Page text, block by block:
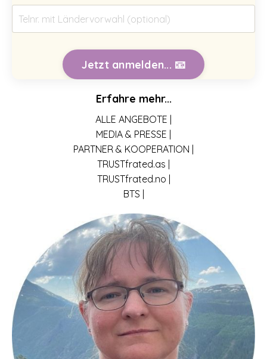
Jetzt anmelden... 📧
Erfahre mehr...
ALLE ANGEBOTE |
MEDIA & PRESSE |
PARTNER & KOOPERATION |
TRUSTfrated.as |
TRUSTfrated.no |
BTS |